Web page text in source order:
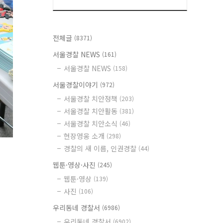
전체글 (8371)
서울경찰 NEWS (161)
서울경찰 NEWS (158)
서울경찰이야기 (972)
서울경찰 치안정책 (203)
서울경찰 치안활동 (381)
서울경찰 치안소식 (46)
현장영웅 소개 (298)
경찰의 새 이름, 인권경찰 (44)
웹툰·영상·사진 (245)
웹툰·영상 (139)
사진 (106)
우리동네 경찰서 (6986)
(6902)